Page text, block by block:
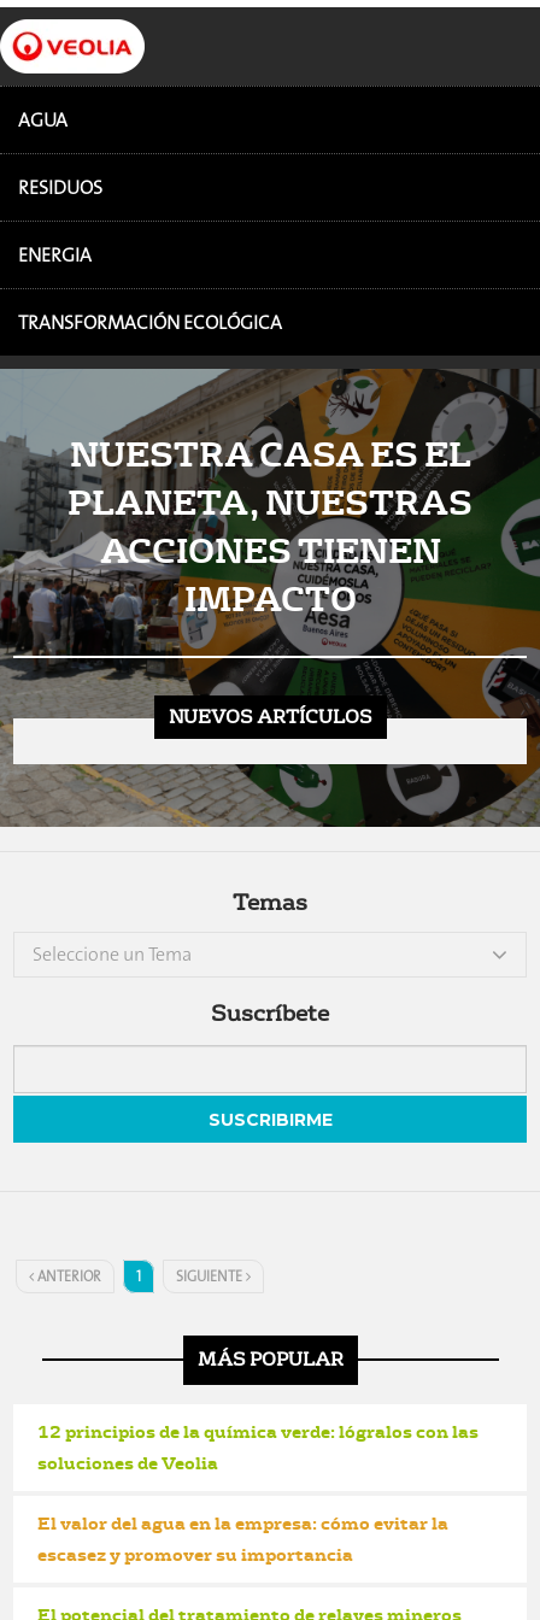
AGUA
RESIDUOS
ENERGIA
TRANSFORMACIÓN ECOLÓGICA
NUESTRA CASA ES EL
PLANETA, NUESTRAS
ACCIONES TIENEN
IMPACTO
NUEVOS ARTÍCULOS
Temas
Seleccione un Tema
Suscríbete
ANTERIOR 1 SIGUIENTE
MÁS POPULAR
12 principios de la química verde: lógralos con las
soluciones de Veolia
El valor del agua en la empresa: cómo evitar la
escasez y promover su importancia
El potencial del tratamiento de relaves mineros